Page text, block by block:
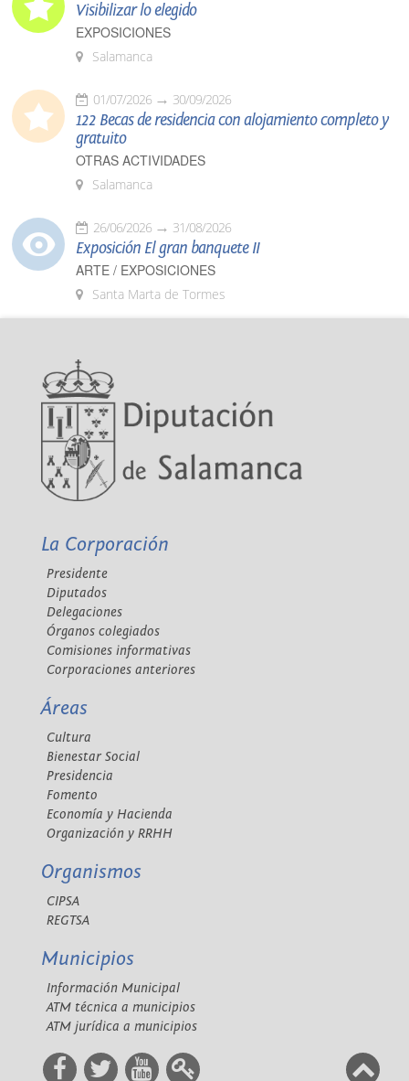
Visibilizar lo elegido
EXPOSICIONES
Salamanca
01/07/2026 30/09/2026
122 Becas de residencia con alojamiento completo y
gratuito
OTRAS ACTIVIDADES
Salamanca
26/06/2026 31/08/2026
Exposición El gran banquete II
ARTE / EXPOSICIONES
Santa Marta de Tormes
La Corporación
Presidente
Diputados
Delegaciones
Órganos colegiados
Comisiones informativas
Corporaciones anteriores
Áreas
Cultura
Bienestar Social
Presidencia
Fomento
Economía y Hacienda
Organización y RRHH
Organismos
CIPSA
REGTSA
Municipios
Información Municipal
ATM técnica a municipios
ATM jurídica a municipios